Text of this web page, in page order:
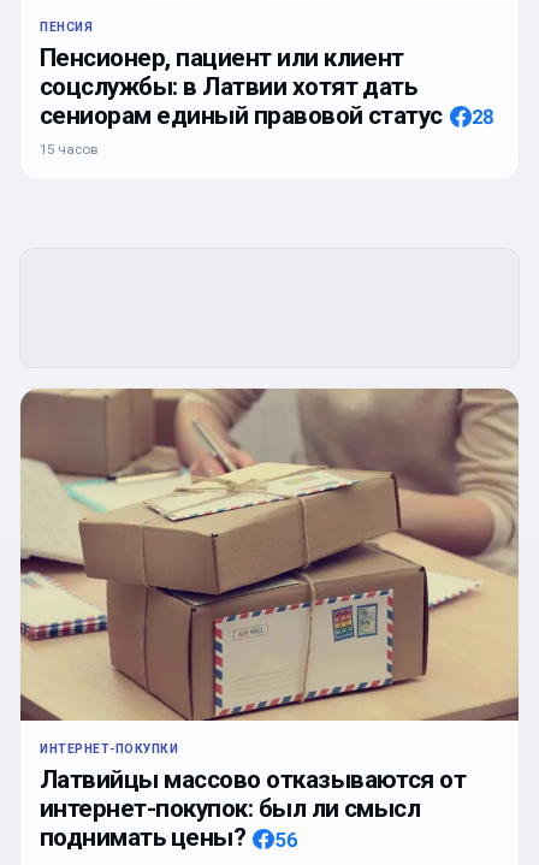
ПЕНСИЯ
Пенсионер, пациент или клиент
соцслужбы: в Латвии хотят дать
сениорам единый правовой статус
28
15 часов
ИНТЕРНЕТ-ПОКУПКИ
Латвийцы массово отказываются от
интернет-покупок: был ли смысл
поднимать цены?
56